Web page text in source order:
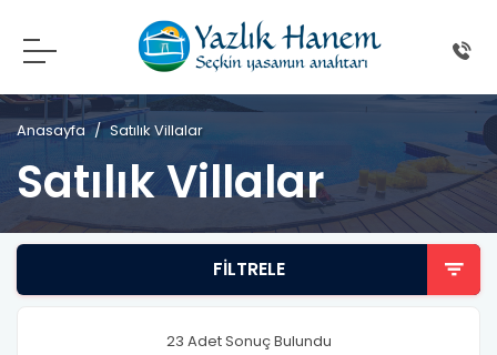
Anasayfa Satılık Villalar
Satılık Villalar
FILTRELE
23 Adet Sonuç Bulundu